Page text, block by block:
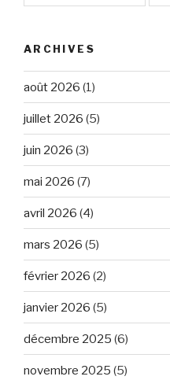
ARCHIVES
août 2026 (1)
juillet 2026 (5)
juin 2026 (3)
mai 2026 (7)
avril 2026 (4)
mars 2026 (5)
février 2026 (2)
janvier 2026 (5)
décembre 2025 (6)
novembre 2025 (5)